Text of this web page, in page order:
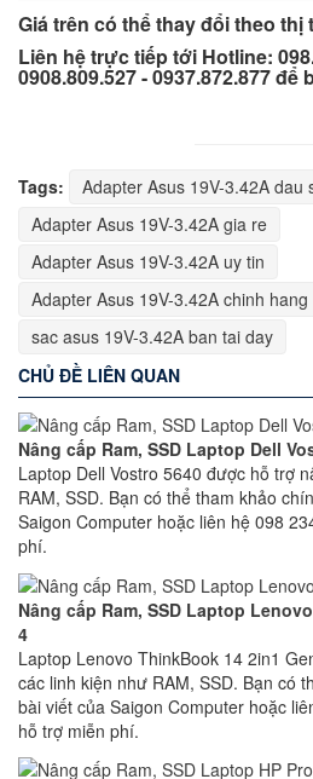
Giá trên có thể thay đổi theo
Liên hệ trực tiếp tới Hotline:
0908.809.527 - 0937.872.877
Tags:
Adapter Asus 19V-3.42A dau
Adapter Asus 19V-3.42A gia re
Adapter Asus 19V-3.42A uy tin
Adapter Asus 19V-3.42A chinh hang
sac asus 19V-3.42A ban tai day
CHỦ ĐỀ LIÊN QUAN
Nâng cấp Ram, SSD Laptop Dell
Laptop Dell Vostro 5640 được hỗ trợ
RAM, SSD. Bạn có thể tham khảo
Saigon Computer hoặc liên hệ 098
phí.
Nâng cấp Ram, SSD Laptop
4
Laptop Lenovo ThinkBook 14 2in1
các linh kiện như RAM, SSD. Bạn có
bài viết của Saigon Computer hoặc
hỗ trợ miễn phí.